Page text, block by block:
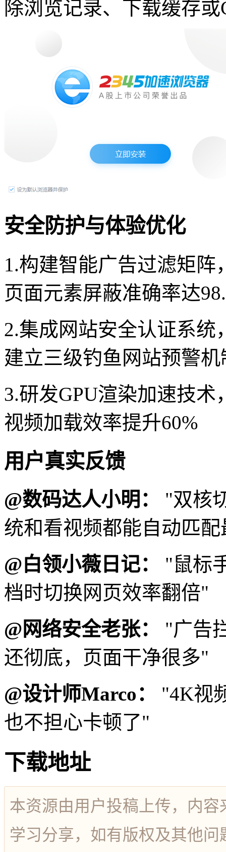
除浏览记录、下载缓存或
安全防护与体验优化
1.构建智能广告过滤矩阵
页面元素屏蔽准确率达
2.集成网站安全认证系
建立三级钓鱼网站预警机
3.研发GPU渲染加速技
视频加载效率提升60%
用户真实反馈
@数码达人小明：
"双核
统和看视频都能自动匹
@白领小薇日记：
"鼠标
档时切换网页效率翻倍"
@网络安全老张：
"广告
还彻底，页面干净很多"
@设计师Marco：
"4K视
也不担心卡顿了"
下载地址
本资源由用户投稿上传，内
学习分享，如有版权及其他